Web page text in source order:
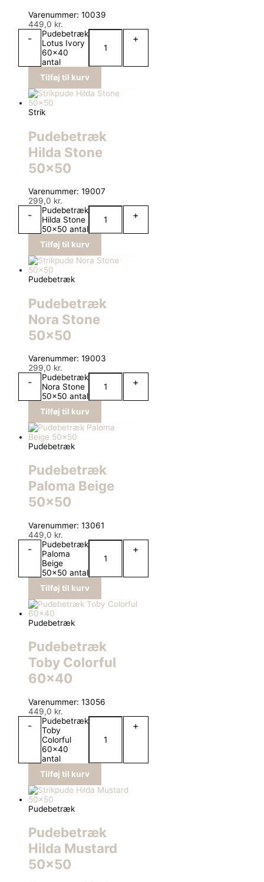
Varenummer: 10039
449,0 kr.
-
Pudebetræk
Lotus Ivory
60x40
antal
+
Tilføj til kurv
Strik
Pudebetræk
Hilda Stone
50×50
Varenummer: 19007
299,0 kr.
-
Pudebetræk
Hilda Stone
50x50 antal
+
Tilføj til kurv
Pudebetræk
Pudebetræk
Nora Stone
50×50
Varenummer: 19003
299,0 kr.
-
Pudebetræk
Nora Stone
50x50 antal
+
Tilføj til kurv
Pudebetræk
Pudebetræk
Paloma Beige
50×50
Varenummer: 13061
449,0 kr.
-
Pudebetræk
Paloma
Beige
50x50 antal
+
Tilføj til kurv
Pudebetræk
Pudebetræk
Toby Colorful
60×40
Varenummer: 13056
449,0 kr.
-
Pudebetræk
Toby
Colorful
60x40
antal
+
Tilføj til kurv
Pudebetræk
Pudebetræk
Hilda Mustard
50×50